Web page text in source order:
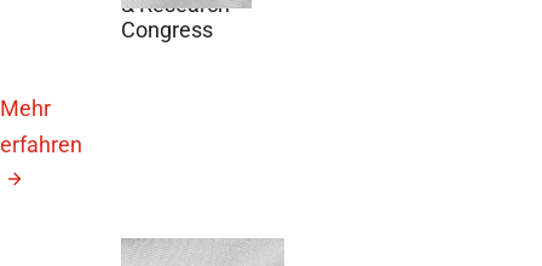
Congress
28. September
Mehr
erfahren